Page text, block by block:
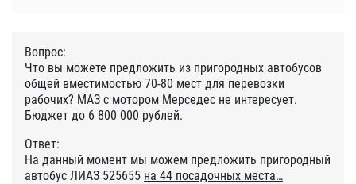
Вопрос:
Что вы можете предложить из пригородных автобусов
общей вместимостью 70-80 мест для перевозки
рабочих? МАЗ с мотором Мерседес не интересует.
Бюджет до 6 800 000 рублей.
Ответ:
На данный момент мы можем предложить пригородный
автобус ЛИАЗ 525655 на 44 посадочных места